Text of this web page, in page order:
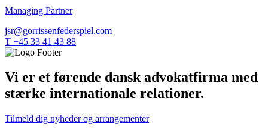
Managing Partner
jsr@gorrissenfederspiel.com
T +45 33 41 43 88
Vi er et førende dansk advokatfirma med
stærke internationale relationer.
Tilmeld dig nyheder og arrangementer